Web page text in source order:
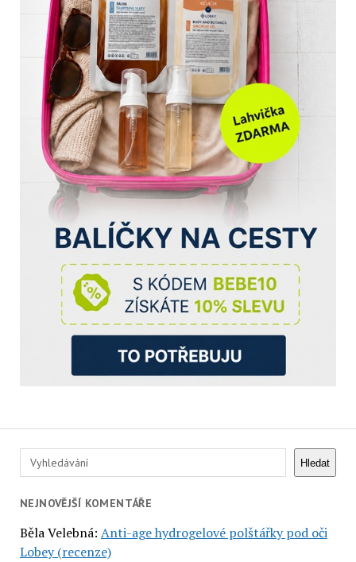
Hledat Hledat
NEJNOVĚJŠÍ KOMENTÁŘE
Běla Velebná: Anti-age hydrogelové polštářky pod oči
Lobey (recenze)